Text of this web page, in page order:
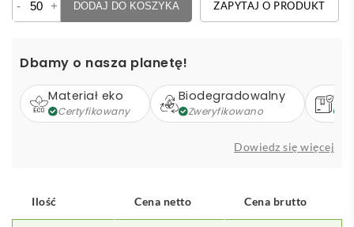
-
Zawieszka
+ DODAJ DO KOSZYKA ZAPYTAJ O PRODUKT
Dbamy o nasza planetę!
Materiał eko
Certyfikowany
Biodegradowalny
Zweryfikowano
Dowiedz się więcej
Ilość Cena netto Cena brutto